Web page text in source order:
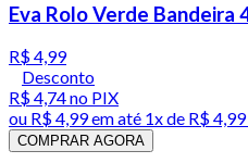
Eva Rolo Verde Bandeira
R$ 4,99
Desconto
R$ 4,74no PIX
ou R$ 4,99em até 1x de R$ 4,99
COMPRAR AGORA